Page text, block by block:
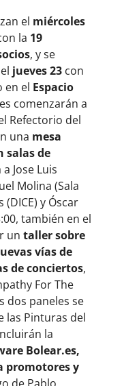
el miércoles
la 19
, y se
jueves 23con
en el Espacio
comenzarán a
Refectorio del
una mesa
salas de
Jose Luis
Molina (Sala
y Óscar
también en el
un taller sobre
vías de
de conciertos,
For The
dos paneles se
las Pinturas del
la
Bolear.es,
promotores y